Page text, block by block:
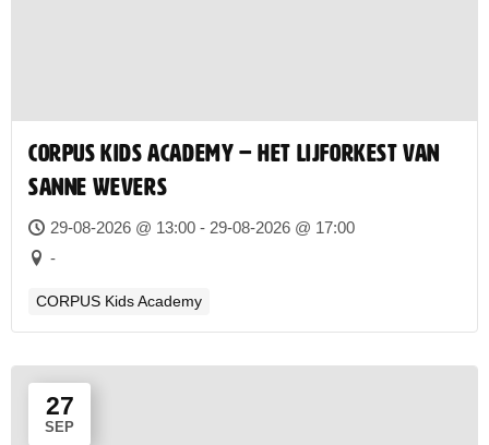
CORPUS Kids Academy – Het lijforkest van
Sanne Wevers
29-08-2026 @ 13:00 - 29-08-2026 @ 17:00
-
CORPUS Kids Academy
27
SEP